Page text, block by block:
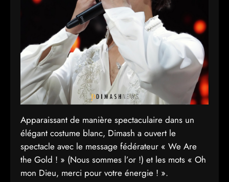
Apparaissant de manière spectaculaire dans un
élégant costume blanc, Dimash a ouvert le
spectacle avec le message fédérateur « We Are
the Gold ! » (Nous sommes l’or !) et les mots « Oh
mon Dieu, merci pour votre énergie ! ».